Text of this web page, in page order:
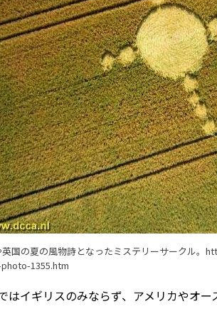
国の夏の風物詩となったミステリーサークル。
1355.htm
はイギリスのみならず、アメリカやオ